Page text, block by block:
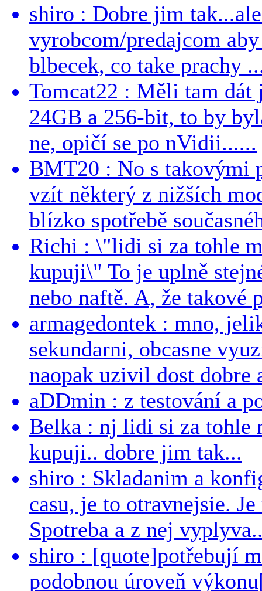
shiro : Dobre jim
vyrobcom/predajcom
blbecek, co take prachy
Tomcat22 : Měli tam dát
24GB a 256-bit, to by
ne, opičí se po nVidii......
BMT20 : No s takovými
vzít některý z nižších
blízko spotřebě
Richi : \"lidi si za tohle
kupuji\" To je uplně
nebo naftě. A, že takové
armagedontek : mno,
sekundarni, obcasne
naopak uzivil dost dobre
aDDmin : z testování a
Belka : nj lidi si za tohle
kupuji.. dobre jim tak...
shiro : Skladanim a
casu, je to otravnejsie.
Spotreba a z nej
shiro : [quote]potřebují
podobnou úroveň